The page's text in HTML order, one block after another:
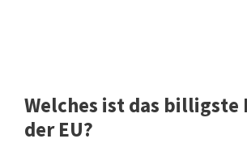
Welches ist das billigste
der EU?